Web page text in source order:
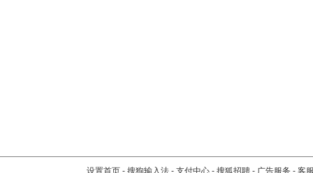
设置首页 - 搜狗输入法 - 支付中心 - 搜狐招聘 - 广告服务 - 客